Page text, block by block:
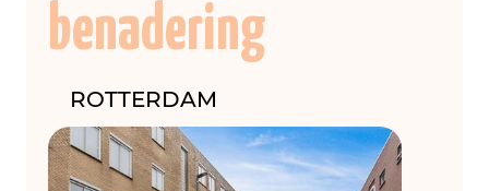
benadering
ROTTERDAM